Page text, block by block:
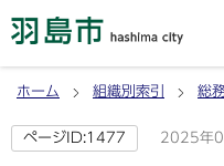
ホーム 組織別索引 総
ページID:1477 2025年